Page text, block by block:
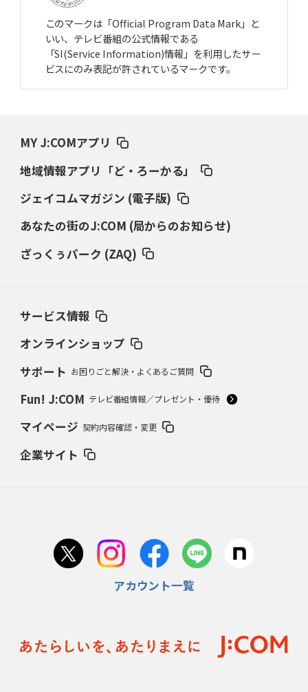
このマークは「Official Program Data Mark」と
いい、テレビ番組の公式情報である
「SI(Service Information)情報」を利用したサー
ビスにのみ表記が許されているマークです。
MY J:COMアプリ
地域情報アプリ「ど・ろーかる」
ジェイコムマガジン (電子版)
あなたの街のJ:COM (局からのお知らせ)
ざっくぅパーク (ZAQ)
サービス情報
オンラインショップ
サポート お困りごと解決・よくあるご質問
Fun! J:COM テレビ番組情報／プレゼント・優待
マイページ 契約内容確認・変更
企業サイト
アカウント一覧